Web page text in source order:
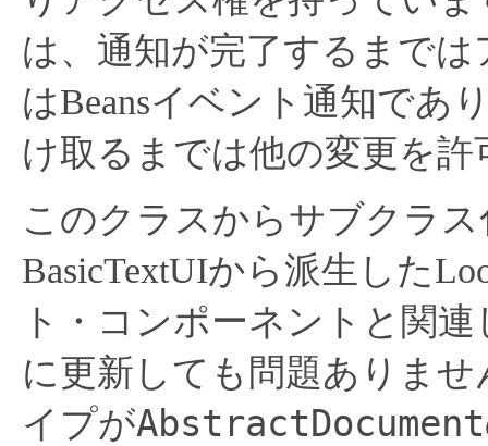
は、通知が完了するまで
はBeansイベント通知であ
け取るまでは他の変更を許
このクラスからサブクラ
BasicTextUIから派生した
ト・コンポーネントと関
に更新しても問題ありま
イプがAbstractDocument